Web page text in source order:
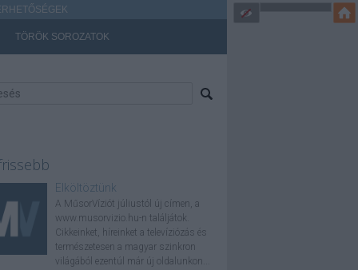
TÖRÖK SOROZATOK
Elköltöztünk
A MűsorVíziót júliustól új címen, a
www.musorvizio.hu-n találjátok.
Cikkeinket, híreinket a televíziózás és
természetesen a magyar szinkron
világából ezentúl már új oldalunkon...